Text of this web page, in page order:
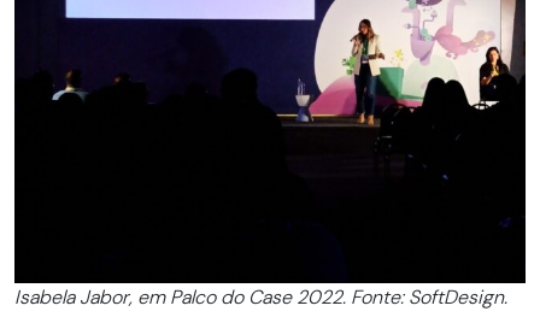
Isabela Jabor, em Palco do Case 2022. Fonte: SoftDesign.